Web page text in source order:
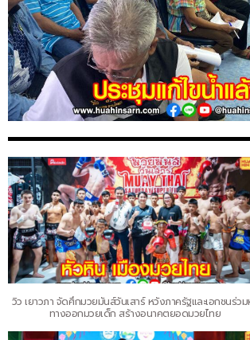
วิว เยาวภา จัดศึกมวยมันส์วันเสาร์ หวังภาครัฐและเอกชนร่วม
ทางออกมวยเด็ก สร้างอนาคตยอดมวยไทย